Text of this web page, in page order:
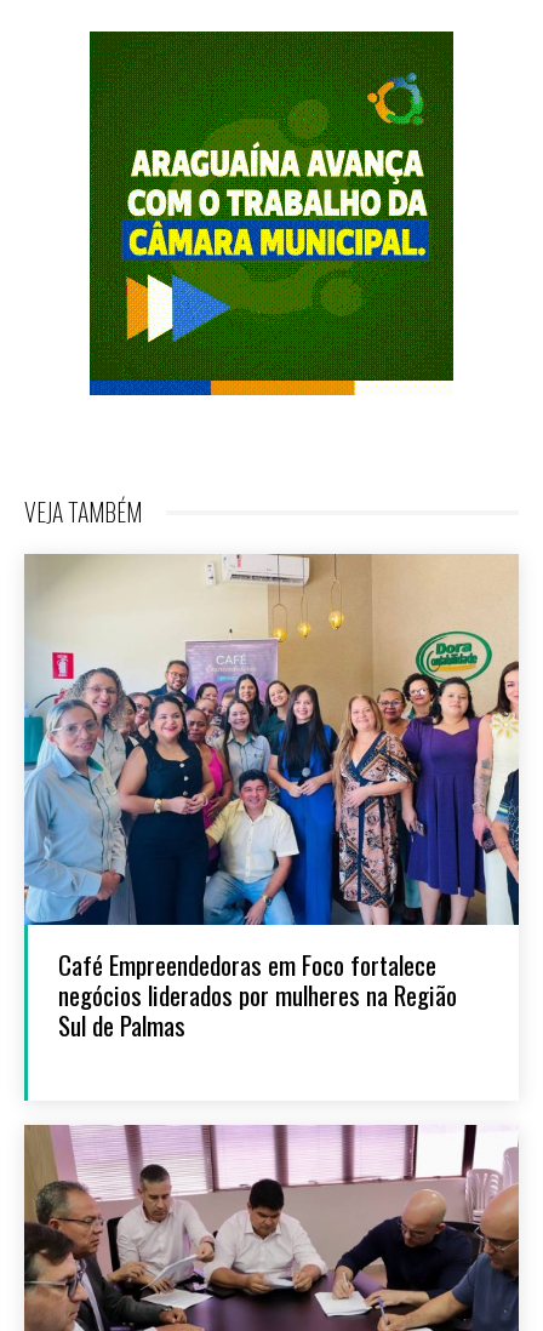
VEJA TAMBÉM
Café Empreendedoras em Foco fortalece
negócios liderados por mulheres na Região
Sul de Palmas